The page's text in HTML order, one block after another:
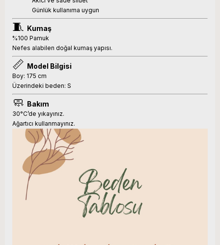
Günlük kullanıma uygun
🧵 Kumaş
%100 Pamuk
Nefes alabilen doğal kumaş yapısı.
📏 Model Bilgisi
Boy: 175 cm
Üzerindeki beden: S
🧼 Bakım
30°C’de yıkayınız.
Ağartıcı kullanmayınız.